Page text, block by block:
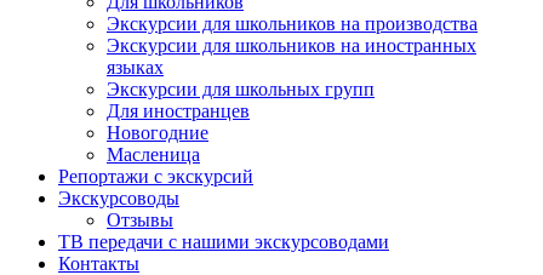
Экскурсии для школьников на производства
Экскурсии для школьников на иностранных
языках
Экскурсии для школьных групп
Для иностранцев
Новогодние
Масленица
Репортажи с экскурсий
Экскурсоводы
Отзывы
ТВ передачи с нашими экскурсоводами
Контакты